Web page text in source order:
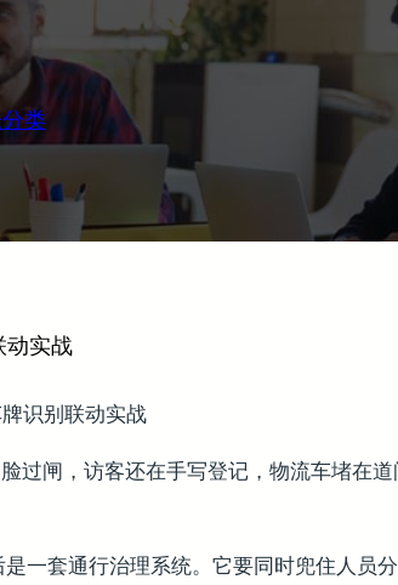
类
动实战
识别联动实战
过闸，访客还在手写登记，物流车堵在道
一套通行治理系统。它要同时兜住人员分